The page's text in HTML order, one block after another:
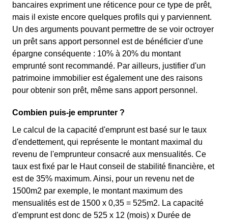
bancaires expriment une réticence pour ce type de prêt,
mais il existe encore quelques profils qui y parviennent.
Un des arguments pouvant permettre de se voir octroyer
un prêt sans apport personnel est de bénéficier d'une
épargne conséquente : 10% à 20% du montant
emprunté sont recommandé. Par ailleurs, justifier d'un
patrimoine immobilier est également une des raisons
pour obtenir son prêt, même sans apport personnel.
Combien puis-je emprunter ?
Le calcul de la capacité d'emprunt est basé sur le taux
d'endettement, qui représente le montant maximal du
revenu de l'emprunteur consacré aux mensualités. Ce
taux est fixé par le Haut conseil de stabilité financière, et
est de 35% maximum. Ainsi, pour un revenu net de
1500m2 par exemple, le montant maximum des
mensualités est de 1500 x 0,35 = 525m2. La capacité
d'emprunt est donc de 525 x 12 (mois) x Durée de